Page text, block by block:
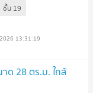
ชั้น 19
13:31:19
ด 28 ตร.ม. ใกล้